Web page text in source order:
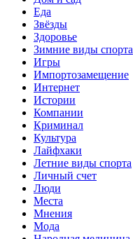
Еда
Звёзды
Здоровье
Зимние виды спорта
Игры
Импортозамещение
Интернет
Истории
Компании
Криминал
Культура
Лайфхаки
Летние виды спорта
Личный счет
Люди
Места
Мнения
Мода